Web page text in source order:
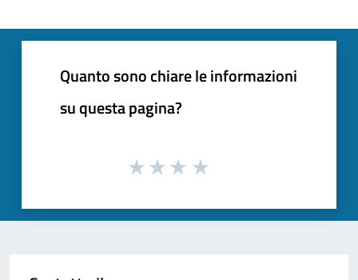
Quanto sono chiare le informazioni
su questa pagina?